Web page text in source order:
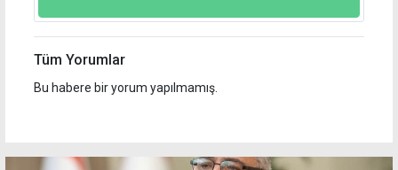
Tüm Yorumlar
Bu habere bir yorum yapılmamış.